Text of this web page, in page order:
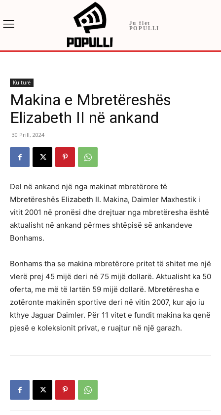
Ju flet
POPULLI
Kulturë
Makina e Mbretëreshës
Elizabeth II në ankand
30 Prill, 2024
Del në ankand një nga makinat mbretërore të
Mbretëreshës Elizabeth II. Makina, Daimler Maxhestik i
vitit 2001 në pronësi dhe drejtuar nga mbretëresha është
aktualisht në ankand përmes shtëpisë së ankandeve
Bonhams.
Bonhams tha se makina mbretërore pritet të shitet me një
vlerë prej 45 mijë deri në 75 mijë dollarë. Aktualisht ka 50
oferta, me më të lartën 59 mijë dollarë. Mbretëresha e
zotëronte makinën sportive deri në vitin 2007, kur ajo iu
kthye Jaguar Daimler. Për 11 vitet e fundit makina ka qenë
pjesë e koleksionit privat, e ruajtur në një garazh.